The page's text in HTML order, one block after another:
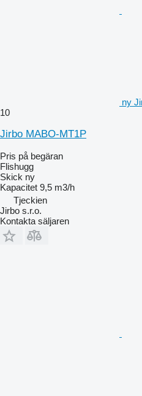
ny
10
Jirbo MABO-MT1P
Pris på begäran
Flishugg
Skick ny
Kapacitet 9,5 m3/h
Tjeckien
Jirbo s.r.o.
Kontakta säljaren